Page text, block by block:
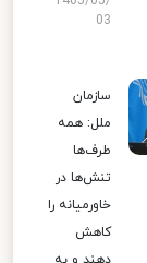
03
سازمان
ملل: همه
طرف‌ها
تنش‌ها در
خاورمیانه را
کاهش